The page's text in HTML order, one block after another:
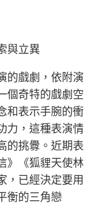
與立異
的戲劇，依附演
個奇特的戲劇空
和表示手腕的衝
力，這種表演情
的挑釁。近期表
》《狐貍天使林
，已經決定要用
衡的三角戀